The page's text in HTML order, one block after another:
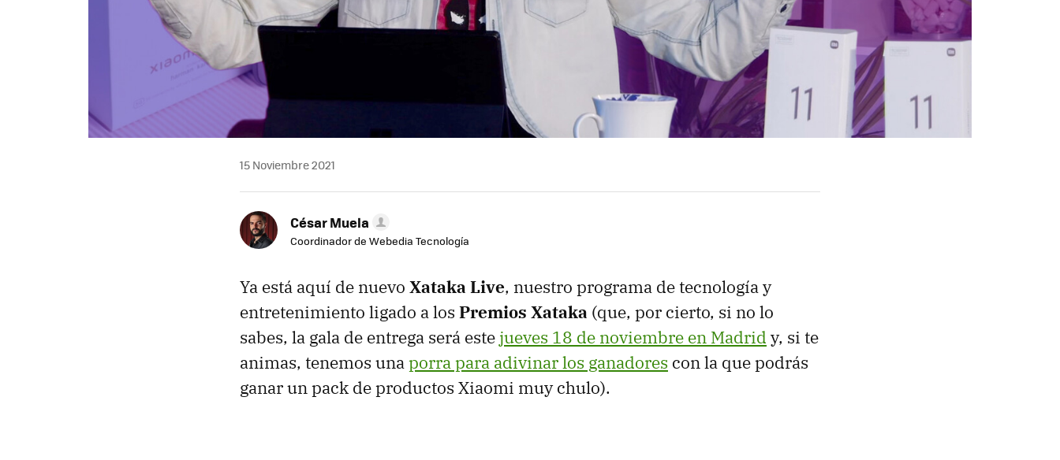
15 Noviembre 2021
César Muela
Coordinador de Webedia Tecnología
Ya está aquí de nuevo Xataka Live, nuestro programa de tecnología y
entretenimiento ligado a los Premios Xataka (que, por cierto, si no lo
sabes, la gala de entrega será este jueves 18 de noviembre en Madrid y, si te
animas, tenemos unaporra para adivinar los ganadores con la que podrás
ganar un pack de productos Xiaomi muy chulo).